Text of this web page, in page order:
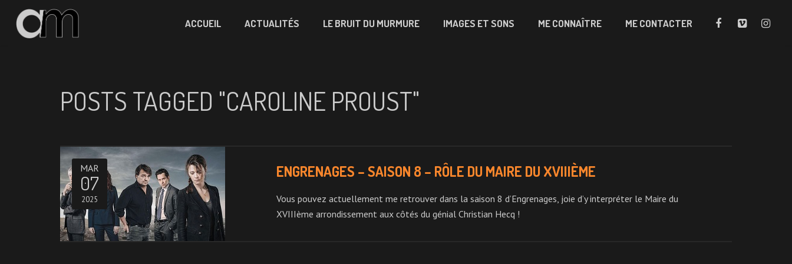
ACCUEIL ACTUALITÉS LE BRUIT DU MURMURE IMAGES ET SONS ME CONNAÎTRE ME CONTACTER
POSTS TAGGED "CAROLINE PROUST"
ENGRENAGES – SAISON 8 – RÔLE DU MAIRE DU XVIIIÈME
MAR
07
2025
Vous pouvez actuellement me retrouver dans la saison 8 d’Engrenages, joie d’y interpréter le Maire du
XVIIIème arrondissement aux côtés du génial Christian Hecq !